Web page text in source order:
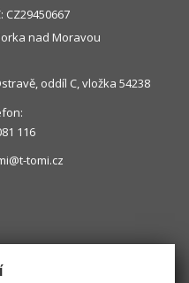
CZ29450667
nad Moravou
oddíl C, vložka 54238
116
tomi.cz